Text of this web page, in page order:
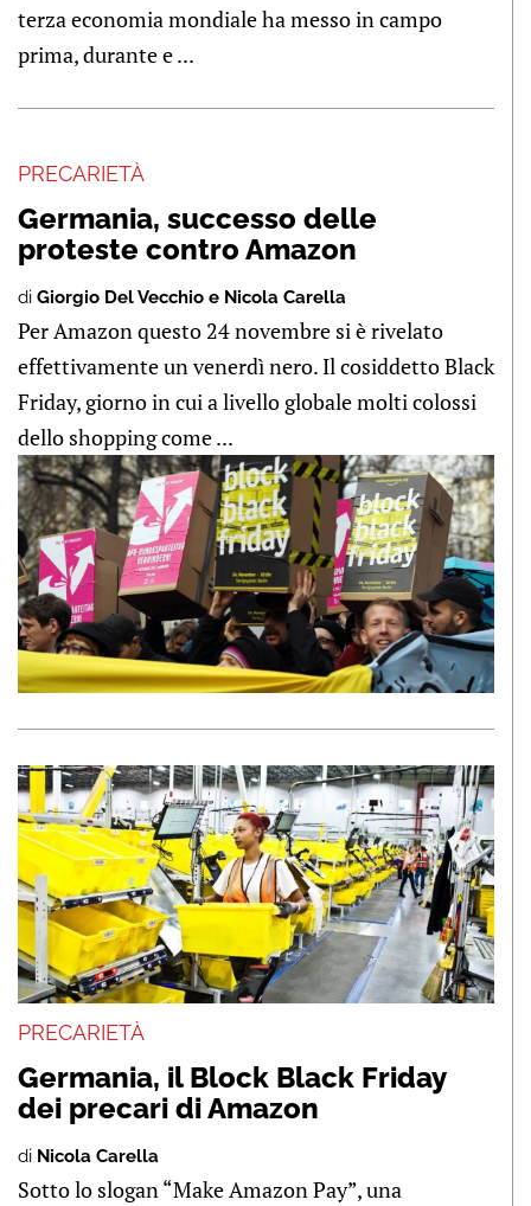
terza economia mondiale ha messo in campo
prima, durante e ...
PRECARIETÀ
Germania, successo delle
proteste contro Amazon
di Giorgio Del Vecchio e Nicola Carella
Per Amazon questo 24 novembre si è rivelato
effettivamente un venerdì nero. Il cosiddetto Black
Friday, giorno in cui a livello globale molti colossi
dello shopping come ...
PRECARIETÀ
Germania, il Block Black Friday
dei precari di Amazon
di Nicola Carella
Sotto lo slogan “Make Amazon Pay”, una